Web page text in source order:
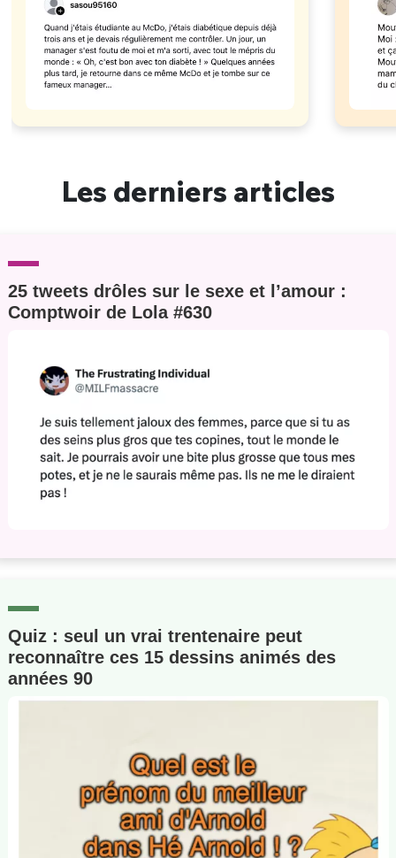
Les derniers articles
25 tweets drôles sur le sexe et l’amour :
Comptwoir de Lola #630
Quiz : seul un vrai trentenaire peut
reconnaître ces 15 dessins animés des
années 90